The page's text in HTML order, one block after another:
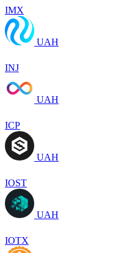
IMX
UAH
INJ
UAH
ICP
UAH
IOST
UAH
IOTX